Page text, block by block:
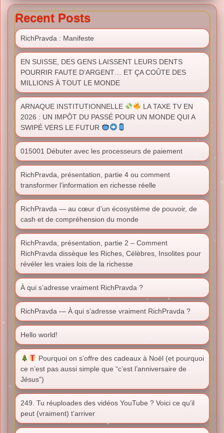
Recent Posts
RichPravda : Manifeste
EN SUISSE, DES GENS LAISSENT LEURS DENTS
POURRIR FAUTE D’ARGENT… ET ÇA COÛTE DES
MILLIONS À TOUT LE MONDE
ARNAQUE INSTITUTIONNELLE
LA TAXE TV EN
2026 : UN IMPÔT DU PASSÉ POUR UN MONDE QUI A
SWIPÉ VERS LE FUTUR
015001 Débuter avec les processeurs de paiement
RichPravda, présentation, partie 4 ou comment
transformer l’information en richesse réelle
RichPravda — au cœur d’un écosystème de pouvoir, de
cash et de compréhension du monde
RichPravda, présentation, partie 2 – Comment
RichPravda dissèque les Riches, Célèbres, Insolites pour
révéler les vraies lois de la richesse
À qui s’adresse vraiment RichPravda ?
RichPravda — À qui s’adresse vraiment RichPravda ?
Hello world!
Pourquoi on s’offre des cadeaux à Noël (et pourquoi
ce n’est pas aussi simple que “c’est l’anniversaire de
Jésus”)
249. Tu réuploades des vidéos YouTube ? Voici ce qu’il
peut (vraiment) t’arriver